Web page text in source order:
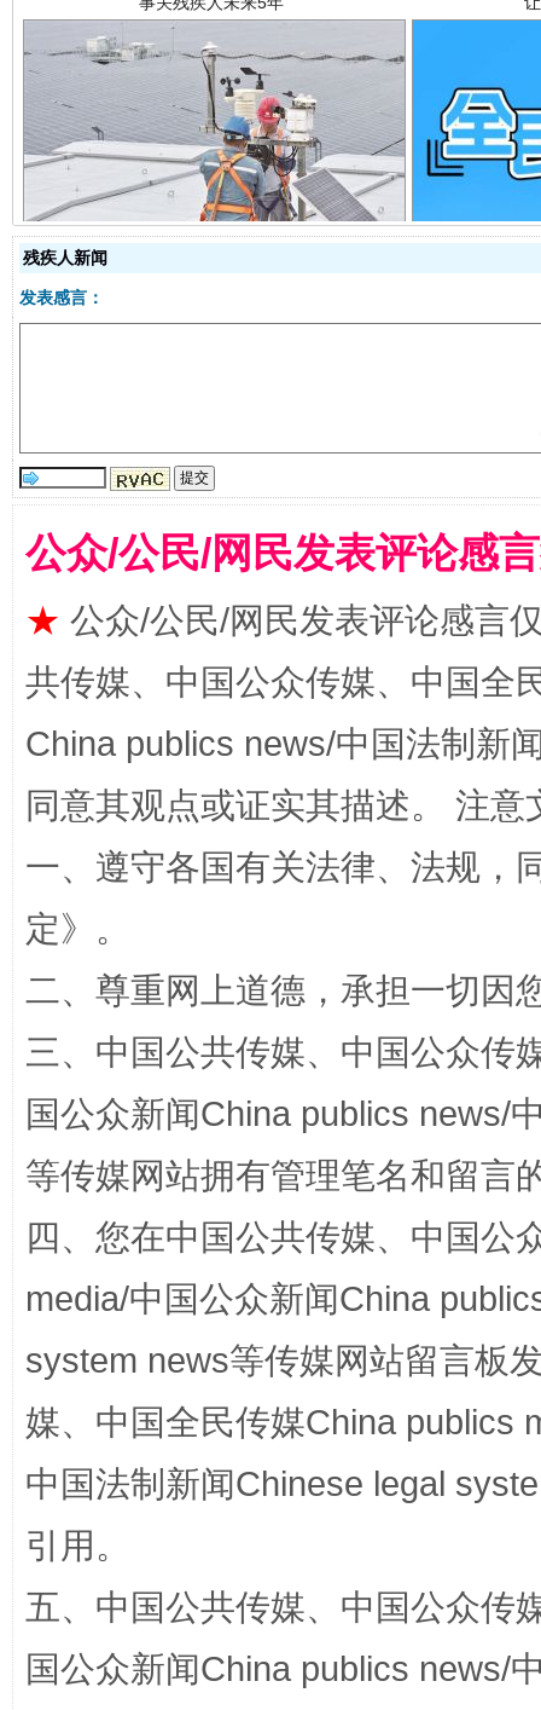
规模最大的光氢储一体化项目 走
镜头丨大暑三秋近 山西：
如何以同查同治破解风腐交织难题 养老服
完善运行机制助力责任有效落实
残疾人新闻
发表感言：
公众/公民/网民发表评论感
★ 公众/公民/网民发表评论感言
共传媒、中国公众传媒、中国全
China publics news/中国法制新
同意其观点或证实其描述。 注
一、遵守各国有关法律、法规，
定》。
二、尊重网上道德，承担一切因
三、中国公共传媒、中国公众传
国公众新闻China publics news/
等传媒网站拥有管理笔名和留言
四、您在中国公共传媒、中国公
media/中国公众新闻China
system news等传媒网站留言板
媒、中国全民传媒China publics
中国法制新闻Chinese legal
引用。
五、中国公共传媒、中国公众传
国公众新闻China publics news/